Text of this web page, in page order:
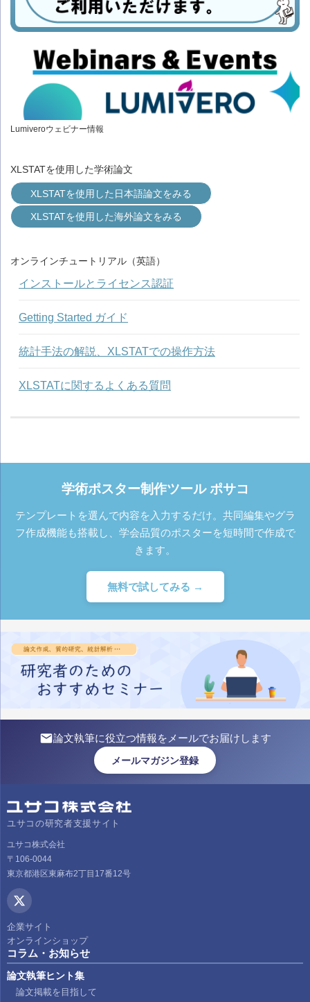
Lumiveroウェビナー情報
XLSTATを使用した学術論文
XLSTATを使用した日本語論文をみる
XLSTATを使用した海外論文をみる
オンラインチュートリアル（英語）
インストールとライセンス認証
Getting Started ガイド
統計手法の解説、XLSTATでの操作方法
XLSTATに関するよくある質問
学術ポスター制作ツール ポサコ
テンプレートを選んで内容を入力するだけ。共同編集やグラ
フ作成機能も搭載し、学会品質のポスターを短時間で作成で
きます。
無料で試してみる →
論文執筆に役立つ情報をメールでお届けします
メールマガジン登録
ユサコの研究者支援サイト
ユサコ株式会社
〒106-0044
東京都港区東麻布2丁目17番12号
企業サイト
オンラインショップ
コラム・お知らせ
論文執筆ヒント集
論文掲載を目指して